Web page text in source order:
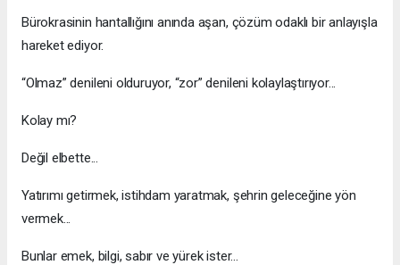
Bürokrasinin hantallığını anında aşan, çözüm odaklı bir anlayışla
hareket ediyor.
“Olmaz” denileni olduruyor, “zor” denileni kolaylaştırıyor...
Kolay mı?
Değil elbette...
Yatırımı getirmek, istihdam yaratmak, şehrin geleceğine yön
vermek...
Bunlar emek, bilgi, sabır ve yürek ister...